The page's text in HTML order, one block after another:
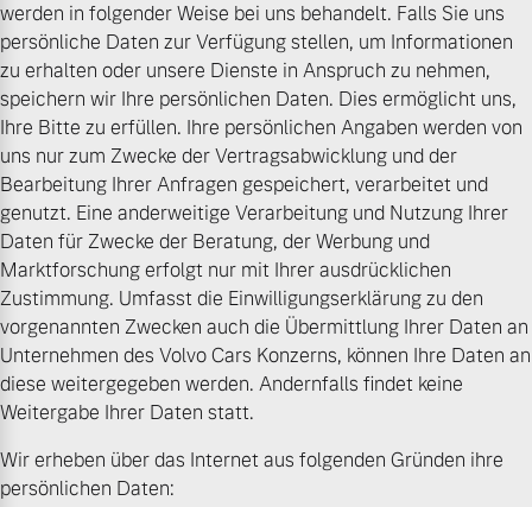
Fahrzeug konfigurieren
Sofort verfügbare Fahrzeuge
Volvo Selekt
Gebrauchtwagen
Die Neuwagenalternative
Mehr erfahren
Editionsmodelle
Mehr erfahren
Frühjahrscheck
Entdecken Sie unsere
saisonalen Angebote.
Mehr erfahren
Finanzierung & Leasing
Versicherung
werden in folgender Weise bei uns behandelt. Falls Sie uns
persönliche Daten zur Verfügung stellen, um Informationen
zu erhalten oder unsere Dienste in Anspruch zu nehmen,
speichern wir Ihre persönlichen Daten. Dies ermöglicht uns,
Ihre Bitte zu erfüllen. Ihre persönlichen Angaben werden von
uns nur zum Zwecke der Vertragsabwicklung und der
Bearbeitung Ihrer Anfragen gespeichert, verarbeitet und
genutzt. Eine anderweitige Verarbeitung und Nutzung Ihrer
Daten für Zwecke der Beratung, der Werbung und
Marktforschung erfolgt nur mit Ihrer ausdrücklichen
Zustimmung. Umfasst die Einwilligungserklärung zu den
vorgenannten Zwecken auch die Übermittlung Ihrer Daten an
Unternehmen des Volvo Cars Konzerns, können Ihre Daten an
diese weitergegeben werden. Andernfalls findet keine
Weitergabe Ihrer Daten statt.
Wir erheben über das Internet aus folgenden Gründen ihre
persönlichen Daten: